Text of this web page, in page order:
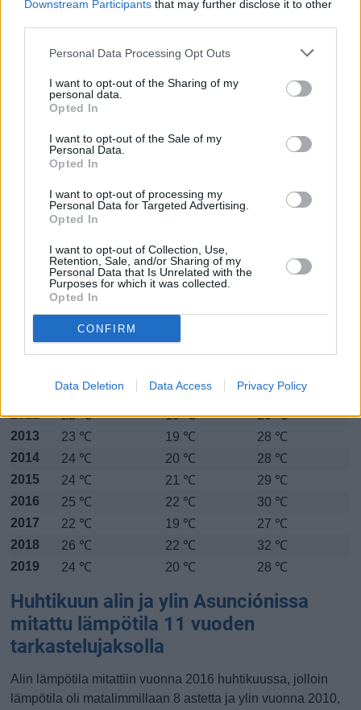
Downstream Participants that may further disclose it to other
Personal Data Processing Opt Outs
I want to opt-out of the Sharing of my
personal data.
Opted In
I want to opt-out of the Sale of my
Personal Data.
Opted In
I want to opt-out of processing my
Personal Data for Targeted Advertising.
Opted In
I want to opt-out of Collection, Use,
Retention, Sale, and/or Sharing of my
Personal Data that Is Unrelated with the
Purposes for which it was collected.
Opted In
CONFIRM
Data Deletion Data Access Privacy Policy
Heinäkuussa Elokuussa Syyskuussa
Lokakuussa Marraskuussa Joulukuussa
Katso miten paljonAsunciónissa on satanut huhtikuussa
Huhtikuun keskilämpötila
Asunciónissa 11 vuoden
tarkastelujaksolla
Mikä on Asunciónin tavanomainen lämpötila huhtikuussa.
Vuorokauden
keskilämpötila
24 ℃ 20 ℃
28 ℃
2012
22 ℃ 19 ℃
26 ℃
2013
23 ℃ 19 ℃
28 ℃
2014
24 ℃ 20 ℃
28 ℃
2015
24 ℃ 21 ℃
29 ℃
2016
25 ℃ 22 ℃
30 ℃
2017
22 ℃ 19 ℃
27 ℃
2018
26 ℃ 22 ℃
32 ℃
2019
24 ℃ 20 ℃ 28 ℃
Huhtikuun alin ja ylin Asunciónissa
mitattu lämpötila 11 vuoden
tarkastelujaksolla
Alin lämpötila mitattiin vuonna 2016 huhtikuussa, jolloin
lämpötila oli matalimmillaan 8 astetta ja ylin vuonna 2010,